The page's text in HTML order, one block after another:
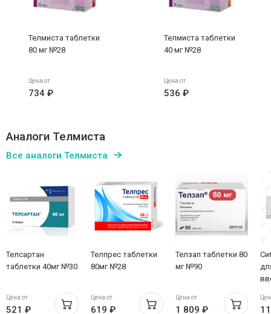
Телмиста таблетки
80 мг №28
Цена от
734 ₽
Телмиста таблетки
40 мг №28
Цена от
536 ₽
Аналоги Телмиста
Все аналоги Телмиста
Телсартан
таблетки 40мг №30
Цена от
521 ₽
Телпрес таблетки
80мг №28
Цена от
619 ₽
Телзап таблетки 80
мг №90
Цена от
1 809 ₽